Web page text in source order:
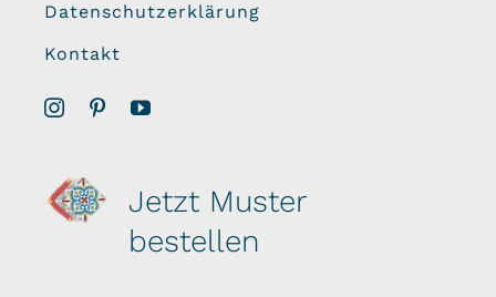
Datenschutzerklärung
Kontakt
Jetzt Muster
bestellen